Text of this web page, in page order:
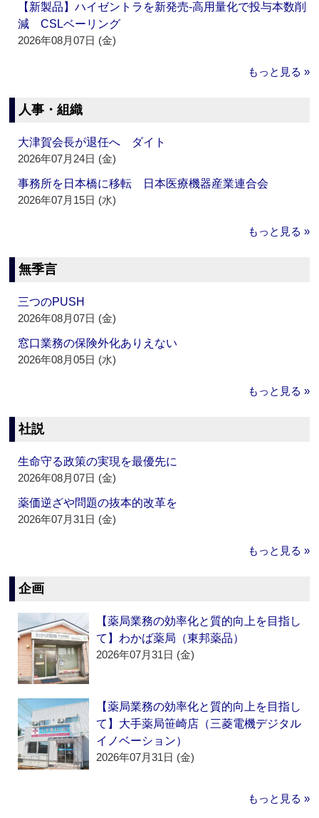
【新製品】ハイゼントラを新発売‐高用量化で投与本数削
減 CSLベーリング
2026年08月07日 (金)
もっと見る »
人事・組織
大津賀会長が退任へ ダイト
2026年07月24日 (金)
事務所を日本橋に移転 日本医療機器産業連合会
2026年07月15日 (水)
もっと見る »
無季言
三つのPUSH
2026年08月07日 (金)
窓口業務の保険外化ありえない
2026年08月05日 (水)
もっと見る »
社説
生命守る政策の実現を最優先に
2026年08月07日 (金)
薬価逆ざや問題の抜本的改革を
2026年07月31日 (金)
もっと見る »
企画
【薬局業務の効率化と質的向上を目指し
て】わかば薬局（東邦薬品）
2026年07月31日 (金)
【薬局業務の効率化と質的向上を目指し
て】大手薬局笹崎店（三菱電機デジタル
イノベーション）
2026年07月31日 (金)
もっと見る »